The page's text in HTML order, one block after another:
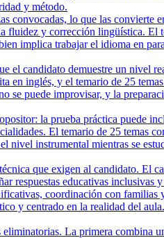
y método.
convocadas, lo que las
y corrección lingüística. El
implica trabajar el idioma en
el candidato demuestre un nivel
en inglés, y el temario de 25
se puede improvisar, y la
la prueba práctica puede
El temario de 25 temas
nivel instrumental mientras se
que exigen al candidato. El
respuestas educativas inclusivas
coordinación con familias
y centrado en la realidad del aula.
La primera combina